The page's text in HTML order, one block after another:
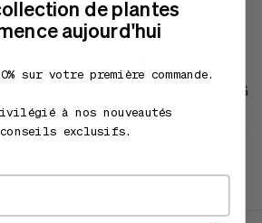
Liège, WLG
de plantes
aujourd'hui
sur votre première commande.
à nos nouveautés
exclusifs.